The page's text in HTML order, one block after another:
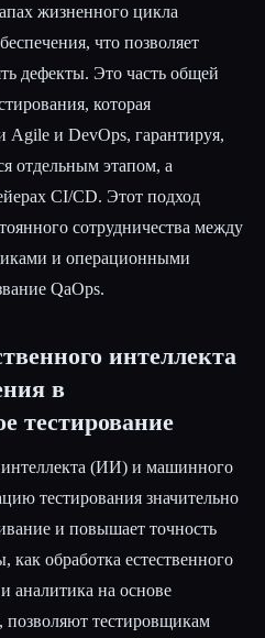
жизненного цикла
что позволяет
дефекты. Это часть общей
которая
Agile и DevOps, гарантируя,
отдельным этапом, а
CI/CD. Этот подход
сотрудничества между
и операционными
QaOps.
интеллекта
в
тестирование
интеллекта (ИИ) и машинного
тестирования значительно
и повышает точность
как обработка естественного
аналитика на основе
позволяют тестировщикам